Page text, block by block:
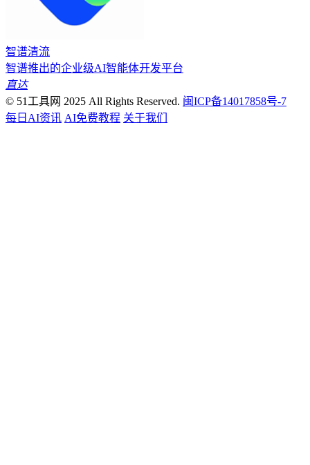
智谱清流
智谱推出的企业级AI智能体开发平台
直达
© 51工具网 2025 All Rights Reserved. 闽ICP备14017858号-7
每日AI资讯 AI免费教程 关于我们